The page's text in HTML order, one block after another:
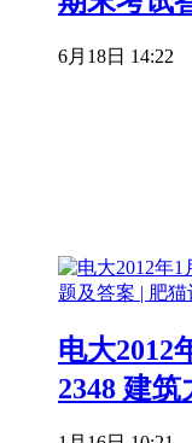
6月18日 14:22
电大2012
2348 建